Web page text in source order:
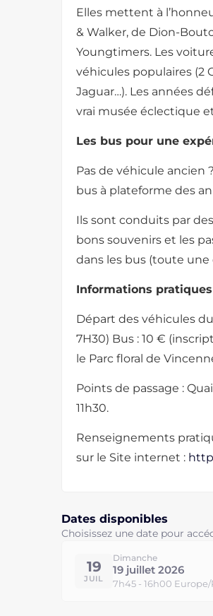
Elles mettent à
& Walker, de Dion-
Youngtimers. Les
véhicules populaires (2
Jaguar…). Les années
vrai musée éclectique
Les bus pour une
Pas de véhicule ancien
bus à plateforme des
Ils sont conduits par
bons souvenirs et les
dans les bus (toute une
Informations pratiques
Départ des véhicules
7H30) Bus : 10 €
le Parc floral de
Points de passage :
11h30.
Renseignements
sur le Site internet :
Dates disponibles
Choisissez une date pour
19
JUIL
Dimanche
19 juillet 2026
7h45 - 16h00 Europe/